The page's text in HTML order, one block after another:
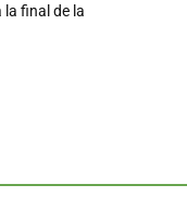
final de la